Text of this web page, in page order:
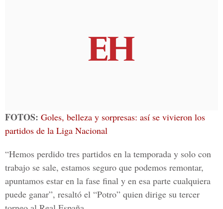
FOTOS: Goles, belleza y sorpresas: así se vivieron los
partidos de la Liga Nacional
“Hemos perdido tres partidos en la temporada y solo con
trabajo se sale, estamos seguro que podemos remontar,
apuntamos estar en la fase final y en esa parte cualquiera
puede ganar”, resaltó el “Potro” quien dirige su tercer